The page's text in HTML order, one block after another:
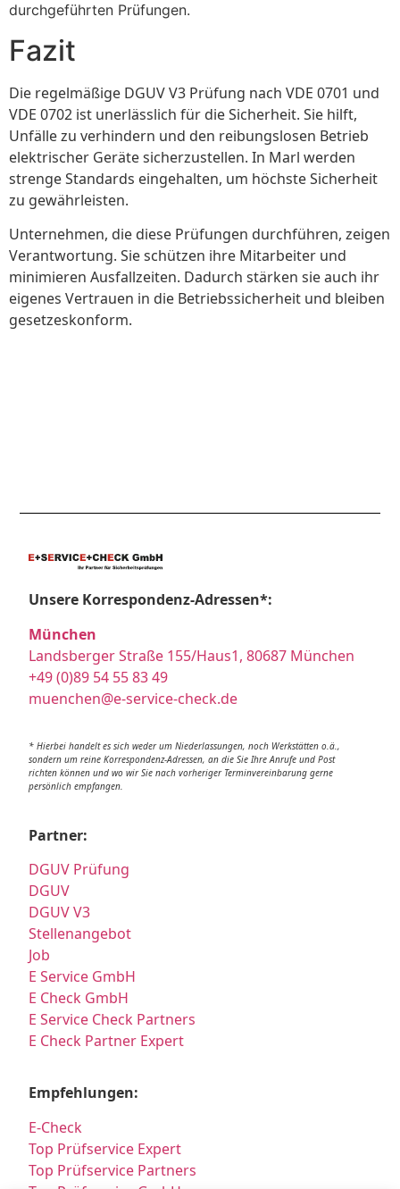
durchgeführten Prüfungen.
Fazit
Die regelmäßige DGUV V3 Prüfung nach VDE 0701 und
VDE 0702 ist unerlässlich für die Sicherheit. Sie hilft,
Unfälle zu verhindern und den reibungslosen Betrieb
elektrischer Geräte sicherzustellen. In Marl werden
strenge Standards eingehalten, um höchste Sicherheit
zu gewährleisten.
Unternehmen, die diese Prüfungen durchführen, zeigen
Verantwortung. Sie schützen ihre Mitarbeiter und
minimieren Ausfallzeiten. Dadurch stärken sie auch ihr
eigenes Vertrauen in die Betriebssicherheit und bleiben
gesetzeskonform.
Unsere Korrespondenz-Adressen*:
München
Landsberger Straße 155/Haus1, 80687 München
+49 (0)89 54 55 83 49
muenchen@e-service-check.de
* Hierbei handelt es sich weder um Niederlassungen, noch Werkstätten o.ä.,
sondern um reine Korrespondenz-Adressen, an die Sie Ihre Anrufe und Post
richten können und wo wir Sie nach vorheriger Terminvereinbarung gerne
persönlich empfangen.
Partner:
DGUV Prüfung
DGUV
DGUV V3
Stellenangebot
Job
E Service GmbH
E Check GmbH
E Service Check Partners
E Check Partner Expert
Empfehlungen:
E-Check
Top Prüfservice Expert
Top Prüfservice Partners